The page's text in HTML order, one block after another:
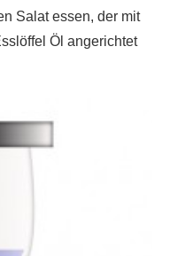
Salat essen, der mit
Öl angerichtet